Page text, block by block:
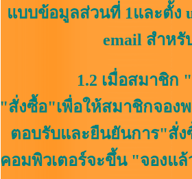
แบบข้อมูลส่วนที่ 1และตั้ง
email สำหรั
1.2 เมื่อสมาชิก "ล็อค
"สั่งซื้อ"เพื่อให้สมาชิกจอง
ตอบรับและยืนยันการ"สั่ง
คอมพิวเตอร์จะขึ้น "จองแ